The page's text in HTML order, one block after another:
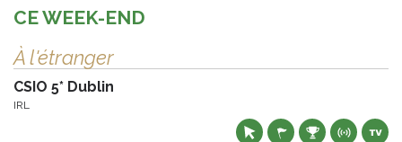
CE WEEK-END
À l'étranger
CSIO 5* Dublin
IRL